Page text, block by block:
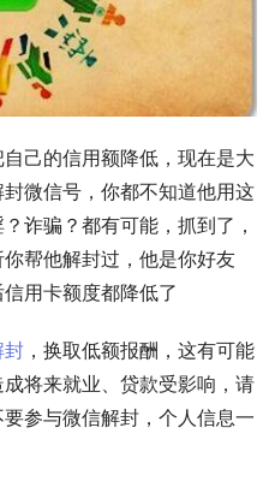
己的信用额降低，现在是大
微信号，你都不知道他用这
诈骗？都有可能，抓到了，
帮他解封过，他是你好友
信用卡额度都降低了
封 ，换取低额报酬，这有可能
将来就业、贷款受影响，请
参与微信解封，个人信息一